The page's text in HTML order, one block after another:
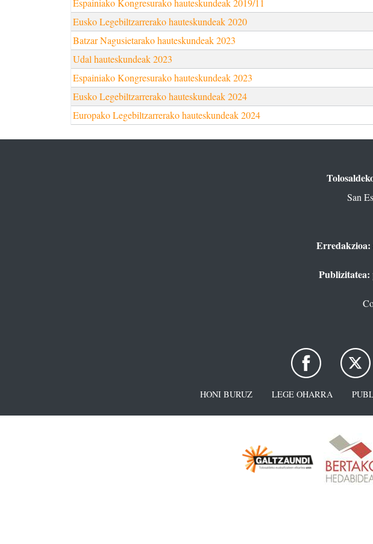
Espainiako Kongresurako hauteskundeak 2019/11
Eusko Legebiltzarrerako hauteskundeak 2020
Batzar Nagusietarako hauteskundeak 2023
Udal hauteskundeak 2023
Espainiako Kongresurako hauteskundeak 2023
Eusko Legebiltzarrerako hauteskundeak 2024
Europako Legebiltzarrerako hauteskundeak 2024
San
Erredakzioa:
Publizitatea:
HONI BURUZ LEGE OHARRA